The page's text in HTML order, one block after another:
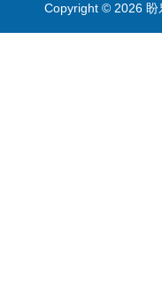
Copyright © 2026 盼